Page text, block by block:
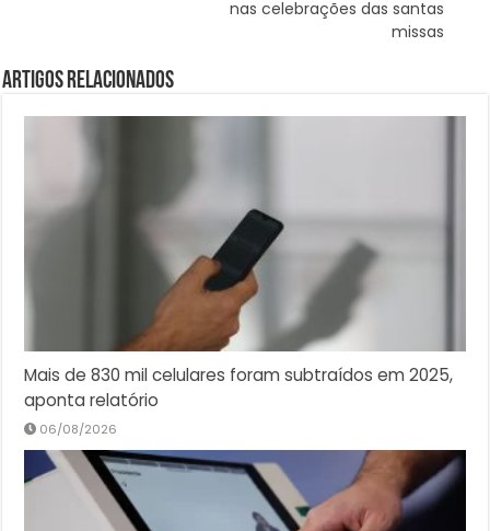
nas celebrações das santas
missas
Artigos Relacionados
Mais de 830 mil celulares foram subtraídos em 2025,
aponta relatório
06/08/2026